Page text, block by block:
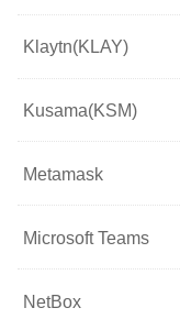
Klaytn(KLAY)
Kusama(KSM)
Metamask
Microsoft Teams
NetBox